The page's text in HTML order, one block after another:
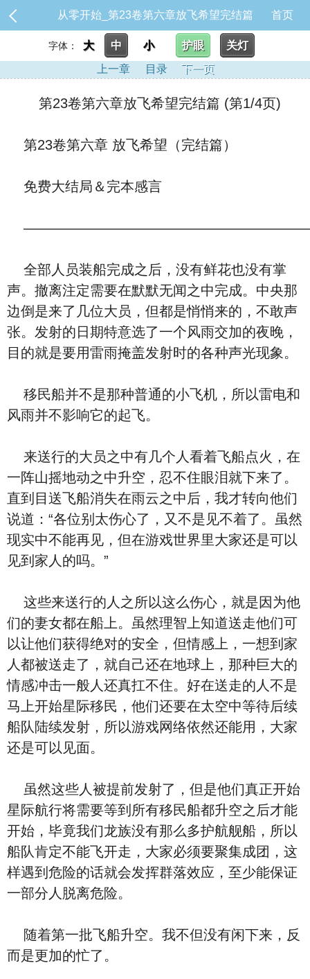
从零开始_第23卷第六章放飞希望完结篇 首页
字体： 大 中 小 护眼
关灯
上一章
目录 下一页
第23卷第六章放飞希望完结篇 (第1/4页)
第23卷第六章 放飞希望（完结篇）
免费大结局＆完本感言
全部人员装船完成之后，没有鲜花也没有掌
声。撤离注定需要在默默无闻之中完成。中央那
边倒是来了几位大员，但都是悄悄来的，不敢声
张。发射的日期特意选了一个风雨交加的夜晚，
目的就是要用雷雨掩盖发射时的各种声光现象。
移民船并不是那种普通的小飞机，所以雷电和
风雨并不影响它的起飞。
来送行的大员之中有几个人看着飞船点火，在
一阵山摇地动之中升空，忍不住眼泪就下来了。
直到目送飞船消失在雨云之中后，我才转向他们
说道：“各位别太伤心了，又不是见不着了。虽然
现实中不能再见，但在游戏世界里大家还是可以
见到家人的吗。”
这些来送行的人之所以这么伤心，就是因为他
们的妻女都在船上。虽然理智上知道送走他们可
以让他们获得绝对的安全，但情感上，一想到家
人都被送走了，就自己还在地球上，那种巨大的
情感冲击一般人还真扛不住。好在送走的人不是
马上开始星际移民，他们还要在太空中等待后续
船队陆续发射，所以游戏网络依然还能用，大家
还是可以见面。
虽然这些人被提前发射了，但是他们真正开始
星际航行将需要等到所有移民船都升空之后才能
开始，毕竟我们龙族没有那么多护航舰船，所以
船队肯定不能飞开走，大家必须要聚集成团，这
样遇到危险的话就会发挥群落效应，至少能保证
一部分人脱离危险。
随着第一批飞船升空。我不但没有闲下来，反
而是更加的忙了。